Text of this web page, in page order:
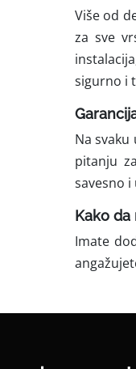
Više od
za sve
sigurno i
Na svaku
pitanju
savesno
Kako da
Imate